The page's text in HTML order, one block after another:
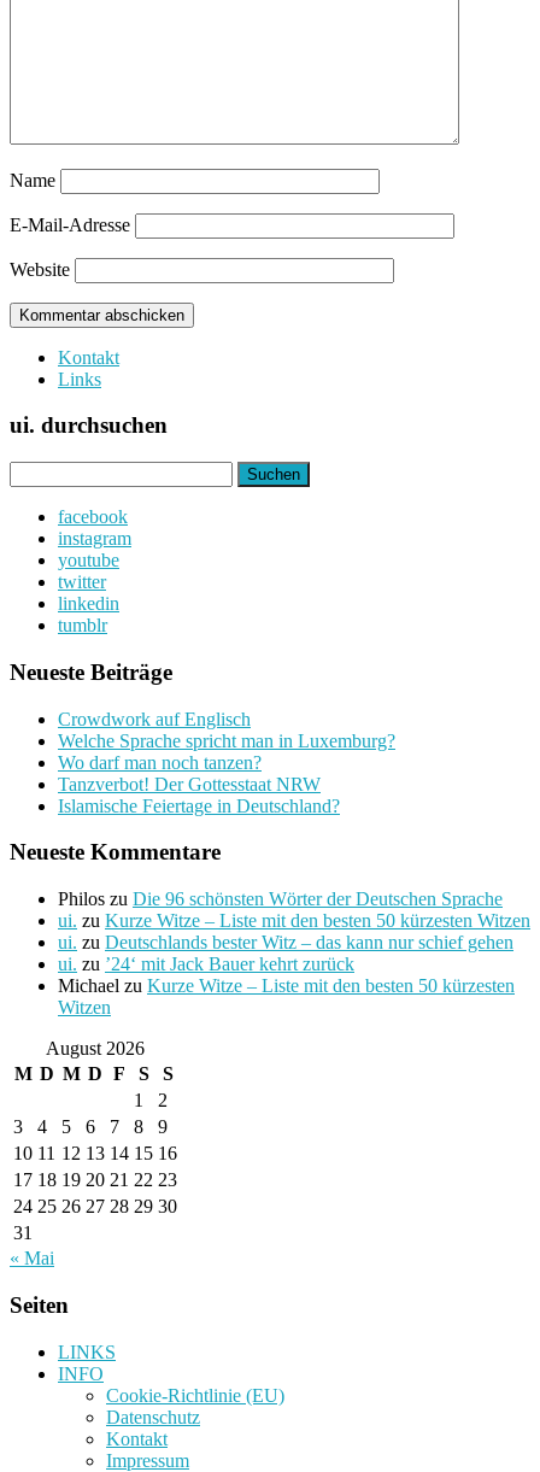
Name
E-Mail-Adresse
Website
Kontakt
Links
ui. durchsuchen
nach:
facebook
instagram
youtube
twitter
linkedin
tumblr
Neueste Beiträge
Crowdwork auf Englisch
Welche Sprache spricht man in Luxemburg?
Wo darf man noch tanzen?
Tanzverbot! Der Gottesstaat NRW
Islamische Feiertage in Deutschland?
Neueste Kommentare
Philos zu Die 96 schönsten Wörter der Deutschen Sprache
ui. zu Kurze Witze – Liste mit den besten 50 kürzesten Witzen
ui. zu Deutschlands bester Witz – das kann nur schief gehen
ui. zu ’24‘ mit Jack Bauer kehrt zurück
Michael zu Kurze Witze – Liste mit den besten 50 kürzesten
Witzen
August 2026
M D M D F S
S
1
2
3
4 5 6 7 8
9
10 11 12 13 14 15 16
17 18 19 20 21 22 23
24 25 26 27 28 29 30
31
« Mai
Seiten
LINKS
INFO
Cookie-Richtlinie (EU)
Datenschutz
Kontakt
Impressum